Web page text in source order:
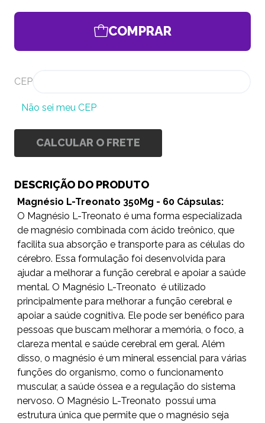
COMPRAR
CEP
Não sei meu CEP
CALCULAR O FRETE
DESCRIÇÃO DO PRODUTO
Magnésio L-Treonato 350Mg - 60 Cápsulas:
O Magnésio L-Treonato é uma forma especializada
de magnésio combinada com ácido treônico, que
facilita sua absorção e transporte para as células do
cérebro. Essa formulação foi desenvolvida para
ajudar a melhorar a função cerebral e apoiar a saúde
mental. O Magnésio L-Treonato é utilizado
principalmente para melhorar a função cerebral e
apoiar a saúde cognitiva. Ele pode ser benéfico para
pessoas que buscam melhorar a memória, o foco, a
clareza mental e saúde cerebral em geral. Além
disso, o magnésio é um mineral essencial para várias
funções do organismo, como o funcionamento
muscular, a saúde óssea e a regulação do sistema
nervoso. O Magnésio L-Treonato possui uma
estrutura única que permite que o magnésio seja